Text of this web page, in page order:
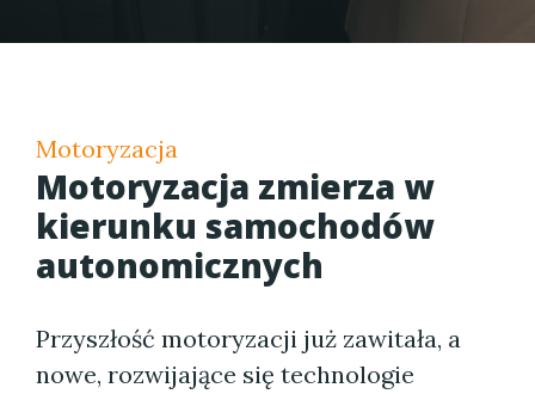
Motoryzacja
Motoryzacja zmierza w
kierunku samochodów
autonomicznych
Przyszłość motoryzacji już zawitała, a
nowe, rozwijające się technologie